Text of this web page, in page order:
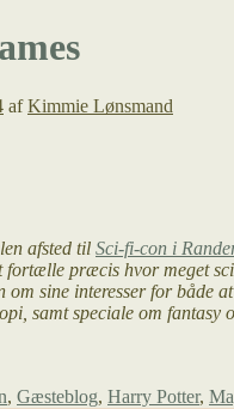
afKimmie Lønsmand
afsted til Sci-fi-con i
præcis hvor meget
sine interesser for både
samt speciale om
, Gæsteblog, Harry Potter,